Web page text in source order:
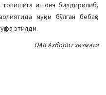
топишига ишонч билдирилиб,
муҳим бўлган бебаҳо
этилди.
ОАК Ахборот хизмати